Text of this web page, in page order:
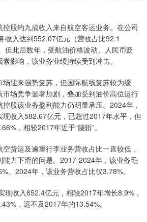
股约九成收入来自航空客运业务。在公司
收入达到552.07亿元（营收占比92.1
但此后数年，受航油价格波动、人民币贬
影响，该业务业绩持续受到冲击。
迎来强势复苏，但国际航线复苏较为缓
场竞争显著加剧，叠加受到油价高位运行
股该业务盈利能力仍明显承压。2024年，
收入582.67亿元，已超过2017年水平，但
，相较2017年近乎“腰斩”。
运及逾重行李业务营收占比一直较低，
力下滑的问题。2017-2024年，该业务毛
。2024年，该业务营收占比仅3.78%。
收入652.4亿元，相较2017年增长8.9%，
，远不及2017年的13.54%。